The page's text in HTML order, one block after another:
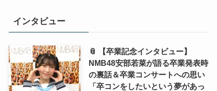
インタビュー
📎 【卒業記念インタビュー】
NMB48安部若菜が語る卒業発表時
の裏話＆卒業コンサートへの思い
「卒コンをしたいという夢があっ